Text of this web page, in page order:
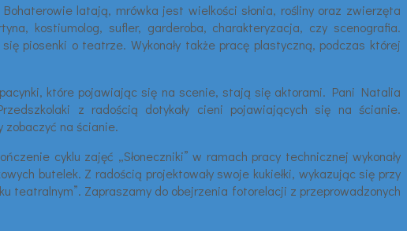
latają, mrówka jest wielkości słonia, rośliny oraz zwierzęta
kostiumolog, sufler, garderoba, charakteryzacja, czy scenografia.
piosenki o teatrze. Wykonały także pracę plastyczną, podczas której
które pojawiając się na scenie, stają się aktorami. Pani Natalia
z radością dotykały cieni pojawiających się na ścianie.
zobaczyć na ścianie.
cyklu zajęć „Słoneczniki” w ramach pracy technicznej wykonały
butelek. Z radością projektowały swoje kukiełki, wykazując się przy
teatralnym”. Zapraszamy do obejrzenia fotorelacji z przeprowadzonych